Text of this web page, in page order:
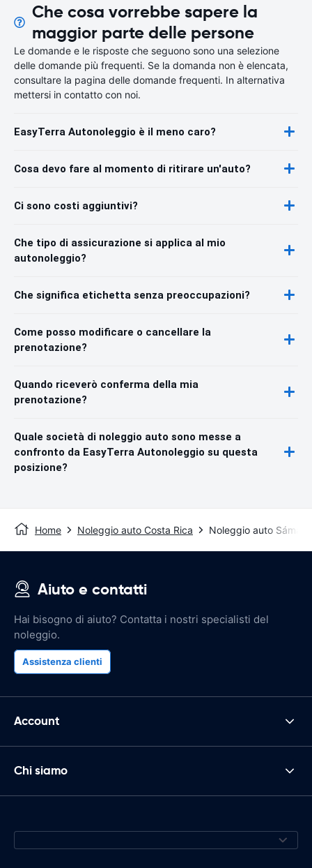
Che cosa vorrebbe sapere la
maggior parte delle persone
Le domande e le risposte che seguono sono una selezione
delle domande più frequenti. Se la domanda non è elencata,
consultare la pagina delle domande frequenti. In alternativa
mettersi in contatto con noi.
EasyTerra Autonoleggio è il meno caro?
Cosa devo fare al momento di ritirare un'auto?
Ci sono costi aggiuntivi?
Che tipo di assicurazione si applica al mio
autonoleggio?
Che significa etichetta senza preoccupazioni?
Come posso modificare o cancellare la
prenotazione?
Quando riceverò conferma della mia
prenotazione?
Quale società di noleggio auto sono messe a
confronto da EasyTerra Autonoleggio su questa
posizione?
Home Noleggio auto Costa Rica Noleggio auto Sámara
Aiuto e contatti
Hai bisogno di aiuto? Contatta i nostri specialisti del
noleggio.
Assistenza clienti
Account
Chi siamo